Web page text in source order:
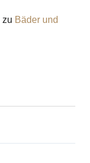
zu Bäder und